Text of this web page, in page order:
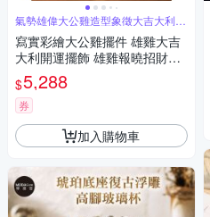
氣勢雄偉大公雞造型象徵大吉大利、
鴻圖大展
寫實彩繪大公雞擺件 雄雞大吉
大利開運擺飾 雄雞報曉招財吉
祥物 禮品 客廳玄關辦公桌風水
裝飾
$5,288
券
加入購物車